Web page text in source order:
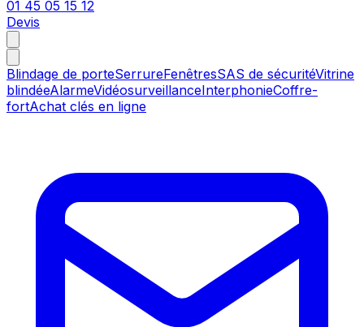
01 45 05 15 12
Devis
Blindage de porteSerrureFenêtresSAS de sécuritéVitrine
blindéeAlarmeVidéosurveillanceInterphonieCoffre-
fortAchat clés en ligne